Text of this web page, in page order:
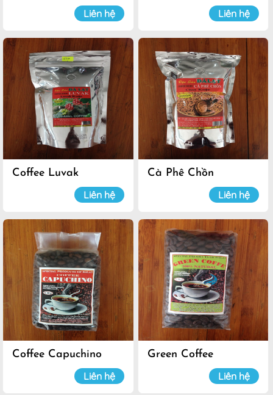
Liên hệ Liên hệ
Coffee Luvak
Liên hệ
Cà Phê Chồn
Liên hệ
Coffee Capuchino
Liên hệ
Green Coffee
Liên hệ